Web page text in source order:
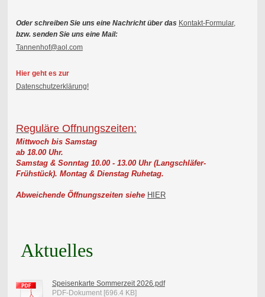
Oder schreiben Sie uns eine Nachricht über das Kontakt-Formular,
bzw. senden Sie uns eine Mail:
Tannenhof@aol.com
Hier geht es zur
Datenschutzerklärung!
Reguläre Offnungszeiten:
Mittwoch bis Samstag
ab 18.00 Uhr.
Samstag & Sonntag 10.00 - 13.00 Uhr (Langschläfer-
Frühstück). Montag & Dienstag Ruhetag.
Abweichende Öffnungszeiten siehe HIER
Aktuelles
Speisenkarte Sommerzeit 2026.pdf
PDF-Dokument [696.4 KB]